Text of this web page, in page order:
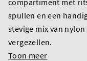
spullen en een
stevige mix van
vergezellen.
Toon meer